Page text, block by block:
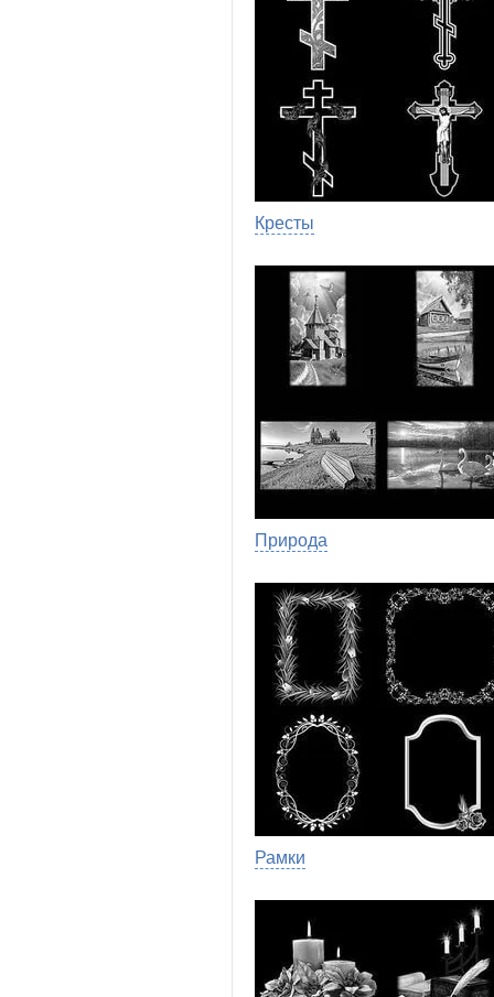
Кресты
Природа
Рамки